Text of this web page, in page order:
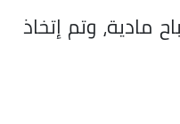
مادية، وتم إتخاذ